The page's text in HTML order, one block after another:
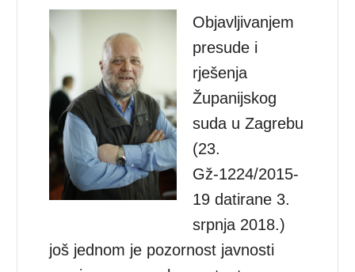
Objavljivanjem
presude i
rješenja
Županijskog
suda u Zagrebu
(23.
Gž-1224/2015-
19 datirane 3.
srpnja 2018.)
još jednom je pozornost javnosti